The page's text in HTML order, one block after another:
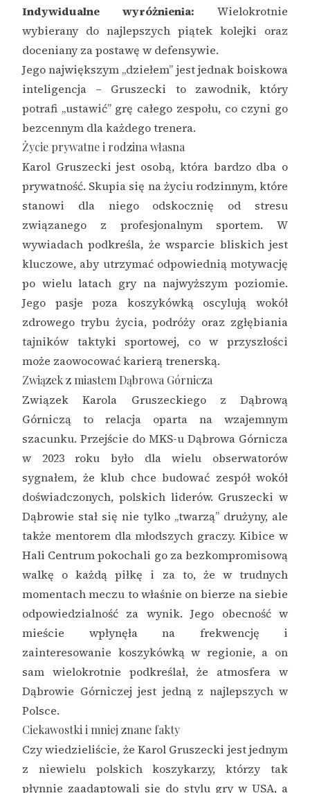
Indywidualne wyróżnienia: Wielokrotnie
wybierany do najlepszych piątek kolejki oraz
doceniany za postawę w defensywie.
Jego największym „dziełem” jest jednak boiskowa
inteligencja – Gruszecki to zawodnik, który
potrafi „ustawić” grę całego zespołu, co czyni go
bezcennym dla każdego trenera.
Życie prywatne i rodzina własna
Karol Gruszecki jest osobą, która bardzo dba o
prywatność. Skupia się na życiu rodzinnym, które
stanowi dla niego odskocznię od stresu
związanego z profesjonalnym sportem. W
wywiadach podkreśla, że wsparcie bliskich jest
kluczowe, aby utrzymać odpowiednią motywację
po wielu latach gry na najwyższym poziomie.
Jego pasje poza koszykówką oscylują wokół
zdrowego trybu życia, podróży oraz zgłębiania
tajników taktyki sportowej, co w przyszłości
może zaowocować karierą trenerską.
Związek z miastem Dąbrowa Górnicza
Związek Karola Gruszeckiego z Dąbrową
Górniczą to relacja oparta na wzajemnym
szacunku. Przejście do MKS-u Dąbrowa Górnicza
w 2023 roku było dla wielu obserwatorów
sygnałem, że klub chce budować zespół wokół
doświadczonych, polskich liderów. Gruszecki w
Dąbrowie stał się nie tylko „twarzą” drużyny, ale
także mentorem dla młodszych graczy. Kibice w
Hali Centrum pokochali go za bezkompromisową
walkę o każdą piłkę i za to, że w trudnych
momentach meczu to właśnie on bierze na siebie
odpowiedzialność za wynik. Jego obecność w
mieście wpłynęła na frekwencję i
zainteresowanie koszykówką w regionie, a on
sam wielokrotnie podkreślał, że atmosfera w
Dąbrowie Górniczej jest jedną z najlepszych w
Polsce.
Ciekawostki i mniej znane fakty
Czy wiedzieliście, że Karol Gruszecki jest jednym
z niewielu polskich koszykarzy, którzy tak
płynnie zaadaptowali się do stylu gry w USA, a